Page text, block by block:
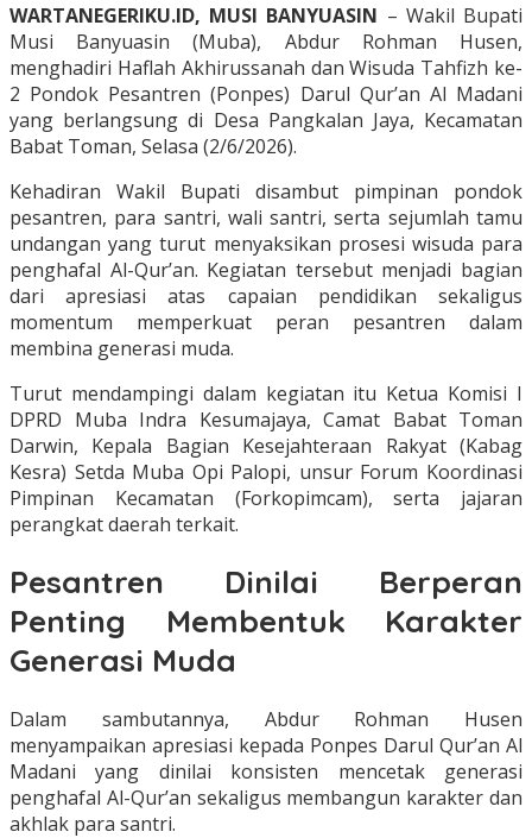
WARTANEGERIKU.ID, MUSI BANYUASIN – Wakil Bupati
Musi Banyuasin (Muba), Abdur Rohman Husen,
menghadiri Haflah Akhirussanah dan Wisuda Tahfizh ke-
2 Pondok Pesantren (Ponpes) Darul Qur’an Al Madani
yang berlangsung di Desa Pangkalan Jaya, Kecamatan
Babat Toman, Selasa (2/6/2026).
Kehadiran Wakil Bupati disambut pimpinan pondok
pesantren, para santri, wali santri, serta sejumlah tamu
undangan yang turut menyaksikan prosesi wisuda para
penghafal Al-Qur’an. Kegiatan tersebut menjadi bagian
dari apresiasi atas capaian pendidikan sekaligus
momentum memperkuat peran pesantren dalam
membina generasi muda.
Turut mendampingi dalam kegiatan itu Ketua Komisi I
DPRD Muba Indra Kesumajaya, Camat Babat Toman
Darwin, Kepala Bagian Kesejahteraan Rakyat (Kabag
Kesra) Setda Muba Opi Palopi, unsur Forum Koordinasi
Pimpinan Kecamatan (Forkopimcam), serta jajaran
perangkat daerah terkait.
Pesantren Dinilai Berperan
Penting Membentuk Karakter
Generasi Muda
Dalam sambutannya, Abdur Rohman Husen
menyampaikan apresiasi kepada Ponpes Darul Qur’an Al
Madani yang dinilai konsisten mencetak generasi
penghafal Al-Qur’an sekaligus membangun karakter dan
akhlak para santri.